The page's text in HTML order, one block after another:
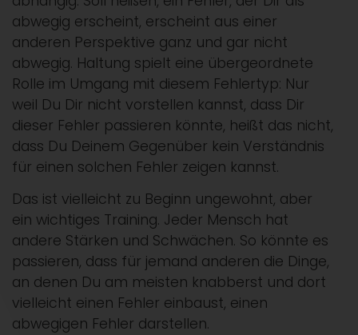
abwegig erscheint, erscheint aus einer
anderen Perspektive ganz und gar nicht
abwegig. Haltung spielt eine übergeordnete
Rolle im Umgang mit diesem Fehlertyp: Nur
weil Du Dir nicht vorstellen kannst, dass Dir
dieser Fehler passieren könnte, heißt das nicht,
dass Du Deinem Gegenüber kein Verständnis
für einen solchen Fehler zeigen kannst.
Das ist vielleicht zu Beginn ungewohnt, aber
ein wichtiges Training. Jeder Mensch hat
andere Stärken und Schwächen. So könnte es
passieren, dass für jemand anderen die Dinge,
an denen Du am meisten knabberst und dort
vielleicht einen Fehler einbaust, einen
abwegigen Fehler darstellen.